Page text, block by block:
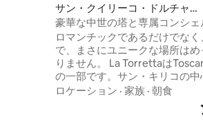
サン・クイリーコ・ドルチャ
の塔・タワー
豪華な中世の塔と専属コンシェ
ロマンチックであるだけでな
で、まさにユニークな場所はめ
りません。 La Torrettaは
の一部です。サン・キリコの中
置し、ヴァル・ドルシアを見下
の塔で、広い庭園とオリーブ
ります。 1000年の歴史を持つ
ロケーション · 家族 · 朝食